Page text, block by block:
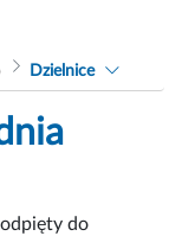
Dzielnice
do